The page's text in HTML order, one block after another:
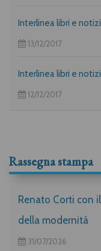
Vivarelli) la casa
Interlinea libri e
13/12/2017
Interlinea libri e
12/12/2017
Rassegna stampa
Renato Corti con
della modernità
31/07/2026